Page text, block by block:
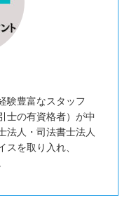
験豊富なスタッフ
士の有資格者）が中
法人・司法書士法人
を取り入れ、